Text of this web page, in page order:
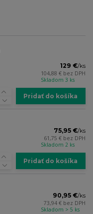
129 €/ks
104,88 € bez DPH
Skladom 3 ks
Pridať do košíka
75,95 €/ks
61,75 € bez DPH
Skladom 2 ks
Pridať do košíka
90,95 €/ks
73,94 € bez DPH
Skladom > 5 ks